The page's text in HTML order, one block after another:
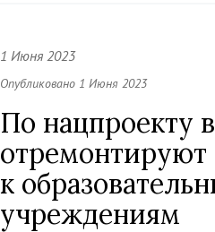
1 Июня 2023
Опубликовано 1 Июня 2023
По нацпроекту
отремонтируют
к
учреждениям